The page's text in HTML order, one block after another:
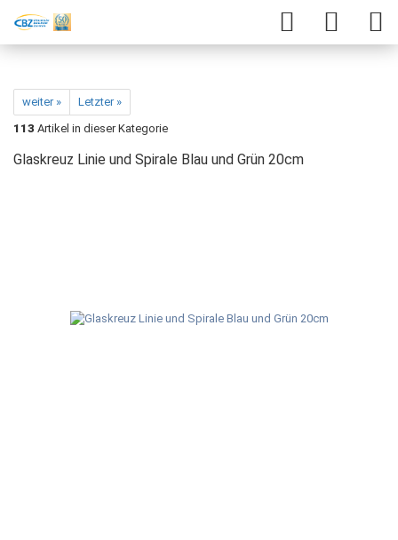
weiter »
Letzter »
113 Artikel in dieser Kategorie
Glaskreuz Linie und Spirale Blau und Grün 20cm